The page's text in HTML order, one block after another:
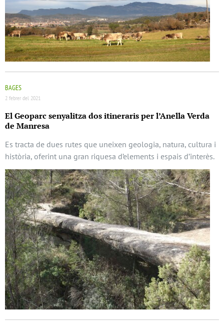
BAGES
2 febrer del 2021
El Geoparc senyalitza dos itineraris per l’Anella Verda
de Manresa
Es tracta de dues rutes que uneixen geologia, natura, cultura i
història, oferint una gran riquesa d’elements i espais d’interès.